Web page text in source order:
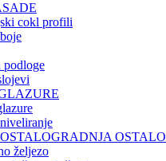
cokl profili
podloge
GRADNJA OSTALO
željezo